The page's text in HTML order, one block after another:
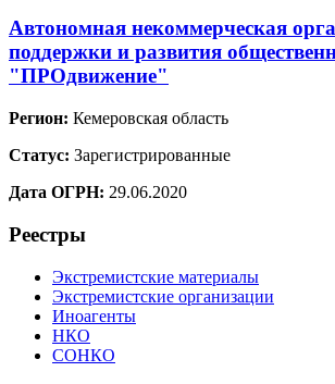
Автономная некоммерческая
поддержки и развития
"ПРОдвижение"
Регион: Кемеровская область
Статус: Зарегистрированные
Дата ОГРН: 29.06.2020
Реестры
Экстремистские материалы
Экстремистские организации
Иноагенты
НКО
СОНКО